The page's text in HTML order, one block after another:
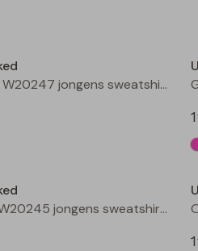
Fabion W20247 jongens sweatshirt Marine
Orvar W20245 jongens sweatshirt Bruin donker